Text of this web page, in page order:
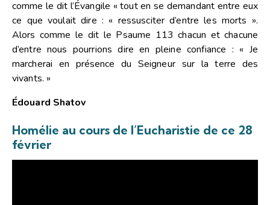
comme le dit l’Évangile « tout en se demandant entre eux
ce que voulait dire : « ressusciter d’entre les morts ».
Alors comme le dit le Psaume 113 chacun et chacune
d’entre nous pourrions dire en pleine confiance : « Je
marcherai en présence du Seigneur sur la terre des
vivants. »
Édouard Shatov
Homélie au cours de l’Eucharistie de ce 28
février